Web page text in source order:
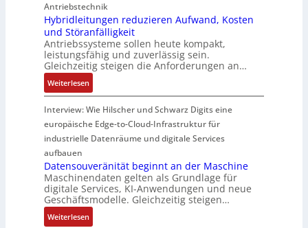
u
n
g
f
ü
r
r
a
u
e
U
m
g
e
b
u
n
n
d
i
e
P
r
o
d
u
k
t
i
o
n
s
a
n
n
g
f
ü
r
C
r
i
m
p
w
e
r
k
z
e
u
r
W
e
g
s
e
n
s
o
r
ü
b
e
r
w
a
c
f
f
e
r
m
o
d
u
l
e
m
i
t
2
0
u
n
Antriebstechnik
Hybridleitungen reduzieren Aufwand, Kosten
und Störanfälligkeit
Antriebssysteme sollen heute kompakt,
leistungsfähig und zuverlässig sein.
Gleichzeitig steigen die Anforderungen an…
Weiterlesen:
H
y
b
r
l
e
i
u
Interview: Wie Hilscher und Schwarz Digits eine
europäische Edge-to-Cloud-Infrastruktur für
industrielle Datenräume und digitale Services
aufbauen
Datensouveränität beginnt an der Maschine
Maschinendaten gelten als Grundlage für
digitale Services, KI-Anwendungen und neue
Geschäftsmodelle. Gleichzeitig steigen…
Weiterlesen: